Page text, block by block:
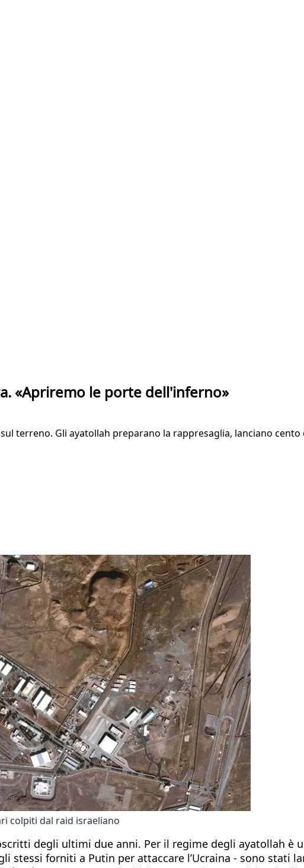
«Apriremo le porte dell'inferno»
terreno. Gli ayatollah preparano la rappresaglia, lanciano
colpiti dal raid israeliano
degli ultimi due anni. Per il regime degli ayatollah è
stessi forniti a Putin per attaccare l’Ucraina - sono stati